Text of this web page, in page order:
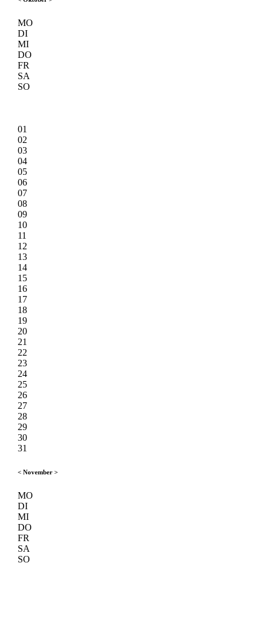
MO
DI
MI
DO
FR
SA
SO
01
02
03
04
05
06
07
08
09
10
11
12
13
14
15
16
17
18
19
20
21
22
23
24
25
26
27
28
29
30
31
< November >
MO
DI
MI
DO
FR
SA
SO